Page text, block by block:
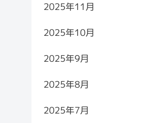
2025年11月
2025年10月
2025年9月
2025年8月
2025年7月